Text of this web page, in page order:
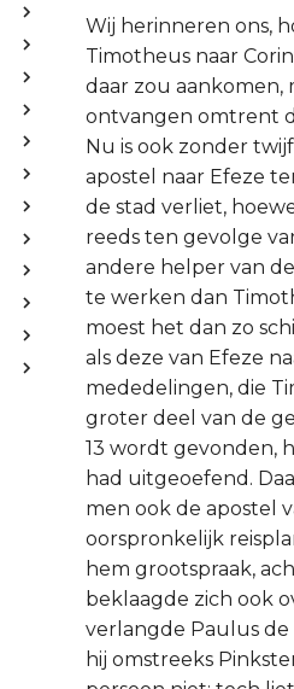
Wij herinneren ons,
Timotheus naar
daar zou
ontvangen omtrent
Nu is ook zonder
apostel naar Efeze
de stad verliet,
reeds ten gevolge
andere helper van
te werken dan
moest het dan zo
als deze van Efeze
mededelingen, die
groter deel van de
13 wordt gevonden,
had uitgeoefend.
men ook de apostel
oorspronkelijk
hem grootspraak,
beklaagde zich ook
verlangde Paulus
hij omstreeks